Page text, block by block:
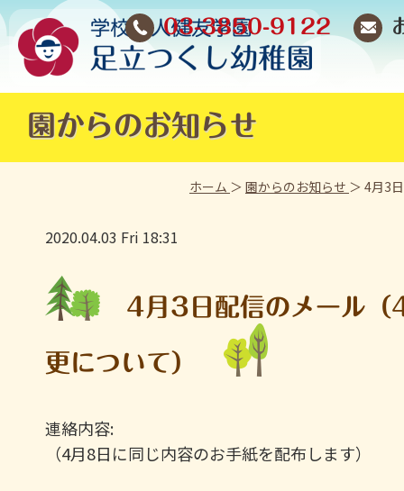
03-3850-9122
園からのお知らせ
ホーム ＞ 園からのお知らせ ＞ 4月3
2020.04.03 Fri 18:31
4月3日配信のメール（
更について）
連絡内容:
（4月8日に同じ内容のお手紙を配布します）